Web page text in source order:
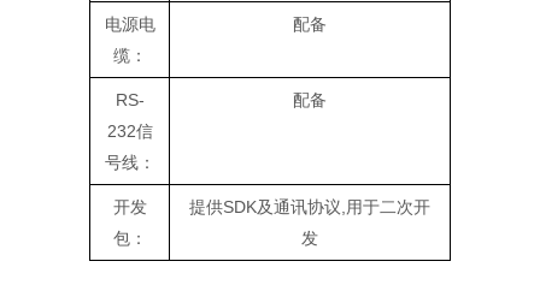
电源电
缆：
配备
RS-
232信
号线：
配备
开发
包：
提供SDK及通讯协议,用于二次开
发